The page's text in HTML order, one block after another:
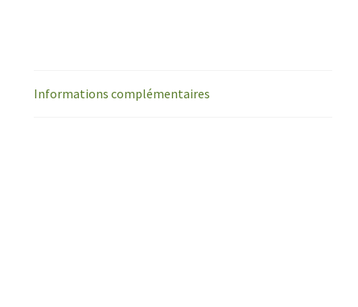
Informations complémentaires